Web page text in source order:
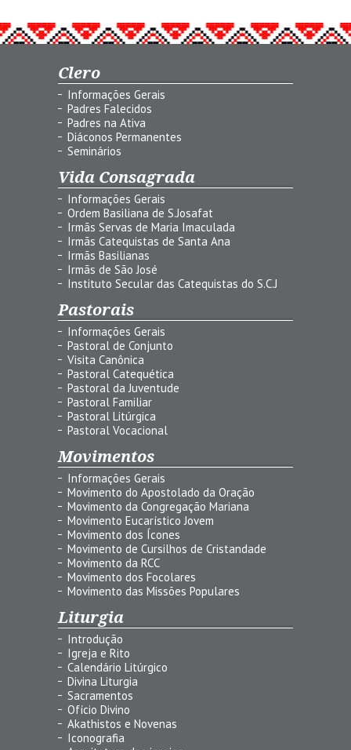
Clero
Informações Gerais
Padres Falecidos
Padres na Ativa
Diáconos Permanentes
Seminários
Vida Consagrada
Informações Gerais
Ordem Basiliana de S.Josafat
Irmãs Servas de Maria Imaculada
Irmãs Catequistas de Santa Ana
Irmãs Basilianas
Irmãs de São José
Instituto Secular das Catequistas do S.C.J
Pastorais
Informações Gerais
Pastoral de Conjunto
Visita Canônica
Pastoral Catequética
Pastoral da Juventude
Pastoral Familiar
Pastoral Litúrgica
Pastoral Vocacional
Movimentos
Informações Gerais
Movimento do Apostolado da Oração
Movimento da Congregação Mariana
Movimento Eucarístico Jovem
Movimento dos Ícones
Movimento de Cursilhos de Cristandade
Movimento da RCC
Movimento dos Focolares
Movimento das Missões Populares
Liturgia
Introdução
Igreja e Rito
Calendário Litúrgico
Divina Liturgia
Sacramentos
Ofício Divino
Akathistos e Novenas
Iconografia